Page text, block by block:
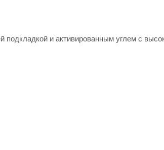
и активированным углем с